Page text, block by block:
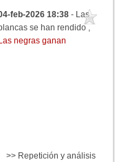
feb-2026 18:38- Las
se han rendido ,
negras ganan
>> Repetición y análisis